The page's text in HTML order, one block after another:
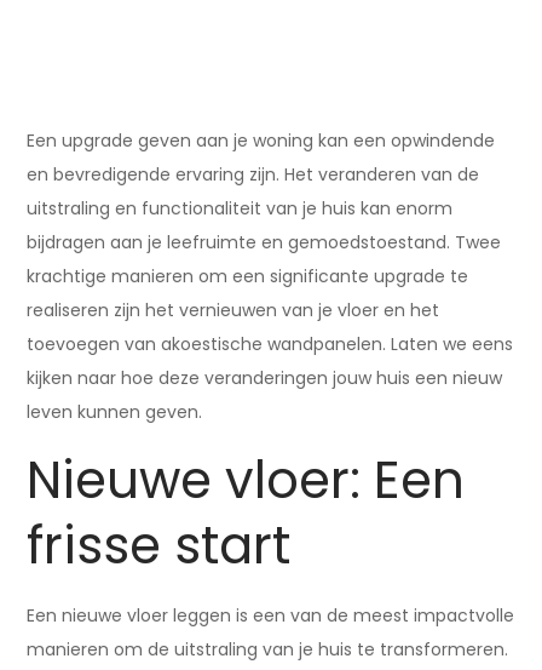
Een upgrade geven aan je woning kan een opwindende
en bevredigende ervaring zijn. Het veranderen van de
uitstraling en functionaliteit van je huis kan enorm
bijdragen aan je leefruimte en gemoedstoestand. Twee
krachtige manieren om een significante upgrade te
realiseren zijn het vernieuwen van je vloer en het
toevoegen van akoestische wandpanelen. Laten we eens
kijken naar hoe deze veranderingen jouw huis een nieuw
leven kunnen geven.
Nieuwe vloer: Een
frisse start
Een nieuwe vloer leggen is een van de meest impactvolle
manieren om de uitstraling van je huis te transformeren.